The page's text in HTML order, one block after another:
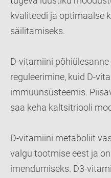
kvaliteedi ja optimaalse
säilitamiseks.
D-vitamiini
reguleerimine, kuid D-
immuunsüsteemis.
saa keha kaltsitriooli
D-vitamiini metaboliit
valgu tootmise eest ja
imendumiseks. D3-